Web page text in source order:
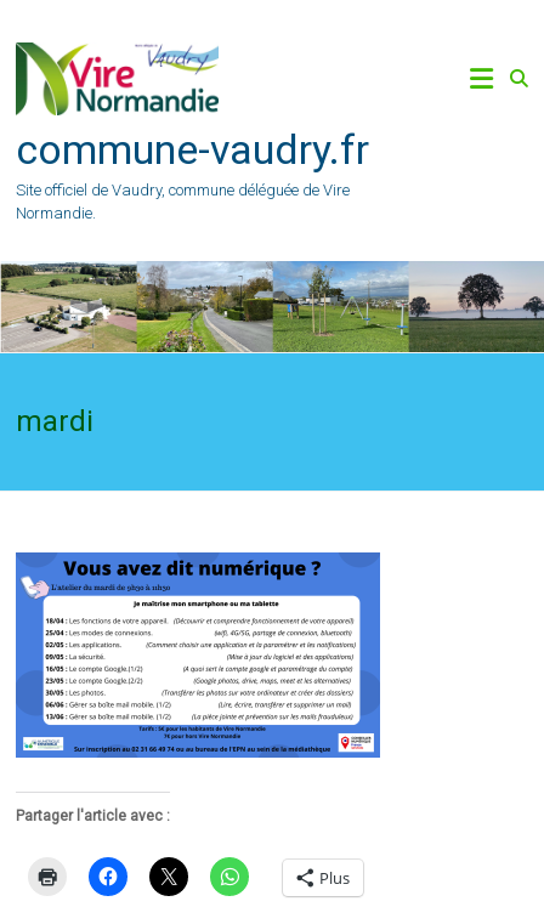
content
commune-vaudry.fr
Site officiel de Vaudry, commune déléguée de Vire
Normandie.
mardi
Partager l'article avec :
Plus